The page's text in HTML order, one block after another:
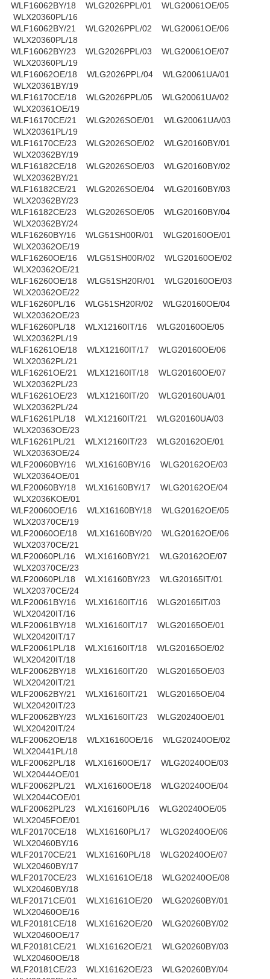
WLF16062BY/18 WLG2026PPL/01 WLG20061OE/05
WLX20360PL/16
WLF16062BY/21 WLG2026PPL/02 WLG20061OE/06
WLX20360PL/18
WLF16062BY/23 WLG2026PPL/03 WLG20061OE/07
WLX20360PL/19
WLF16062OE/18 WLG2026PPL/04 WLG20061UA/01
WLX20361BY/19
WLF16170CE/18 WLG2026PPL/05 WLG20061UA/02
WLX20361OE/19
WLF16170CE/21 WLG2026SOE/01 WLG20061UA/03
WLX20361PL/19
WLF16170CE/23 WLG2026SOE/02 WLG20160BY/01
WLX20362BY/19
WLF16182CE/18 WLG2026SOE/03 WLG20160BY/02
WLX20362BY/21
WLF16182CE/21 WLG2026SOE/04 WLG20160BY/03
WLX20362BY/23
WLF16182CE/23 WLG2026SOE/05 WLG20160BY/04
WLX20362BY/24
WLF16260BY/16 WLG51SH00R/01 WLG20160OE/01
WLX20362OE/19
WLF16260OE/16 WLG51SH00R/02 WLG20160OE/02
WLX20362OE/21
WLF16260OE/18 WLG51SH20R/01 WLG20160OE/03
WLX20362OE/22
WLF16260PL/16 WLG51SH20R/02 WLG20160OE/04
WLX20362OE/23
WLF16260PL/18 WLX12160IT/16 WLG20160OE/05
WLX20362PL/19
WLF16261OE/18 WLX12160IT/17 WLG20160OE/06
WLX20362PL/21
WLF16261OE/21 WLX12160IT/18 WLG20160OE/07
WLX20362PL/23
WLF16261OE/23 WLX12160IT/20 WLG20160UA/01
WLX20362PL/24
WLF16261PL/18 WLX12160IT/21 WLG20160UA/03
WLX20363OE/23
WLF16261PL/21 WLX12160IT/23 WLG20162OE/01
WLX20363OE/24
WLF20060BY/16 WLX16160BY/16 WLG20162OE/03
WLX20364OE/01
WLF20060BY/18 WLX16160BY/17 WLG20162OE/04
WLX2036KOE/01
WLF20060OE/16 WLX16160BY/18 WLG20162OE/05
WLX20370CE/19
WLF20060OE/18 WLX16160BY/20 WLG20162OE/06
WLX20370CE/21
WLF20060PL/16 WLX16160BY/21 WLG20162OE/07
WLX20370CE/23
WLF20060PL/18 WLX16160BY/23 WLG20165IT/01
WLX20370CE/24
WLF20061BY/16 WLX16160IT/16 WLG20165IT/03
WLX20420IT/16
WLF20061BY/18 WLX16160IT/17 WLG20165OE/01
WLX20420IT/17
WLF20061PL/18 WLX16160IT/18 WLG20165OE/02
WLX20420IT/18
WLF20062BY/18 WLX16160IT/20 WLG20165OE/03
WLX20420IT/21
WLF20062BY/21 WLX16160IT/21 WLG20165OE/04
WLX20420IT/23
WLF20062BY/23 WLX16160IT/23 WLG20240OE/01
WLX20420IT/24
WLF20062OE/18 WLX16160OE/16 WLG20240OE/02
WLX20441PL/18
WLF20062PL/18 WLX16160OE/17 WLG20240OE/03
WLX20444OE/01
WLF20062PL/21 WLX16160OE/18 WLG20240OE/04
WLX2044COE/01
WLF20062PL/23 WLX16160PL/16 WLG20240OE/05
WLX2045FOE/01
WLF20170CE/18 WLX16160PL/17 WLG20240OE/06
WLX20460BY/16
WLF20170CE/21 WLX16160PL/18 WLG20240OE/07
WLX20460BY/17
WLF20170CE/23 WLX16161OE/18 WLG20240OE/08
WLX20460BY/18
WLF20171CE/01 WLX16161OE/20 WLG20260BY/01
WLX20460OE/16
WLF20181CE/18 WLX16162OE/20 WLG20260BY/02
WLX20460OE/17
WLF20181CE/21 WLX16162OE/21 WLG20260BY/03
WLX20460OE/18
WLF20181CE/23 WLX16162OE/23 WLG20260BY/04